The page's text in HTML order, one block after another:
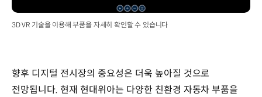
3D VR 기술을 이용해 부품을 자세히 확인할 수 있습니다
향후 디지털 전시장의 중요성은 더욱 높아질 것으로
전망됩니다. 현재 현대위아는 다양한 친환경 자동차 부품을